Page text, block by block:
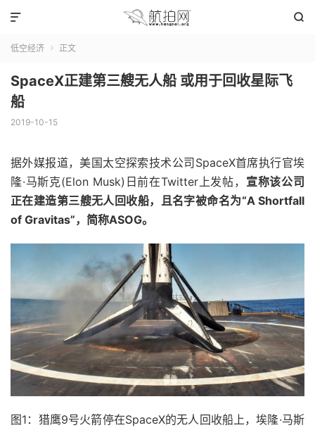


低空经济  正文
SpaceX正建第三艘无人船 或用于回收星际飞
船
2019-10-15
据外媒报道，美国太空探索技术公司SpaceX首席执行官埃
隆·马斯克(Elon Musk)日前在Twitter上发帖， 宣称该公司
正在建造第三艘无人回收船，且名字被命名为“A Shortfall
of Gravitas”，简称ASOG。
图1：猎鹰9号火箭停在SpaceX的无人回收船上，埃隆·马斯